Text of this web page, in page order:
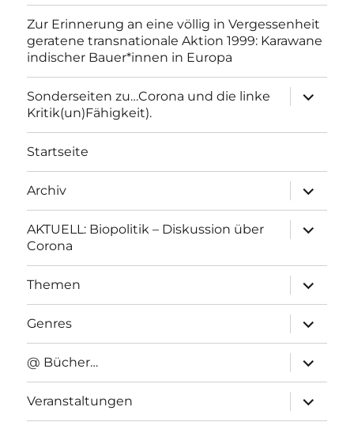
Zur Erinnerung an eine völlig in Vergessenheit
geratene transnationale Aktion 1999: Karawane
indischer Bauer*innen in Europa
Sonderseiten zu…Corona und die linke
Kritik(un)Fähigkeit).
anzeigen
Startseite
Archiv
anzeigen
AKTUELL: Biopolitik – Diskussion über
Corona
anzeigen
Themen
anzeigen
Genres
anzeigen
@ Bücher…
anzeigen
Veranstaltungen
anzeigen